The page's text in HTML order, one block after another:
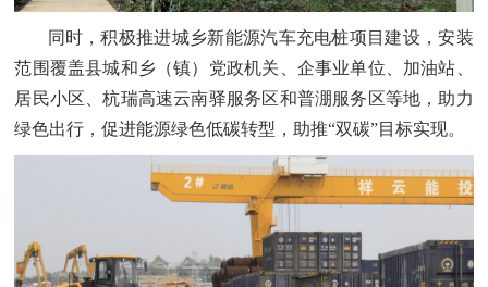
同时，积极推进城乡新能源汽车充电桩项目建设 ，安装
范围覆盖县城和乡（镇）党政机关、企事业单位、加油站、
居民小区、杭瑞高速云南驿服务区和普淜服务区等地，助力
绿色出行，促进能源绿色低碳转型，助推“双碳”目标实现。